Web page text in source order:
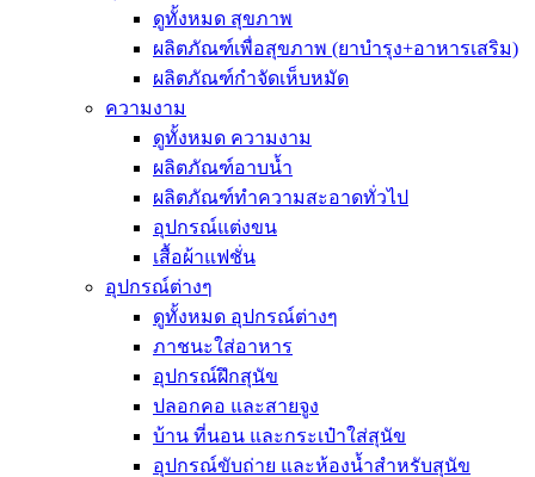
ดูทั้งหมด สุขภาพ
ผลิตภัณฑ์เพื่อสุขภาพ (ยาบำรุง+อาหารเสริม)
ผลิตภัณฑ์กำจัดเห็บหมัด
ความงาม
ดูทั้งหมด ความงาม
ผลิตภัณฑ์อาบน้ำ
ผลิตภัณฑ์ทำความสะอาดทั่วไป
อุปกรณ์แต่งขน
เสื้อผ้าแฟชั่น
อุปกรณ์ต่างๆ
ดูทั้งหมด อุปกรณ์ต่างๆ
ภาชนะใส่อาหาร
อุปกรณ์ฝึกสุนัข
ปลอกคอ และสายจูง
บ้าน ที่นอน และกระเป๋าใส่สุนัข
อุปกรณ์ขับถ่าย และห้องน้ำสำหรับสุนัข